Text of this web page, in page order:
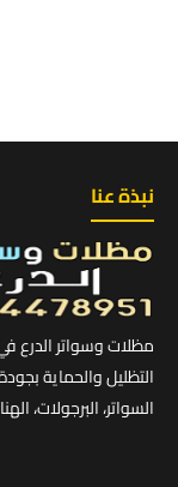
نبذة عنا
مظلات وسواتر الدرع
التظليل والحماية
السواتر، البرجولات،